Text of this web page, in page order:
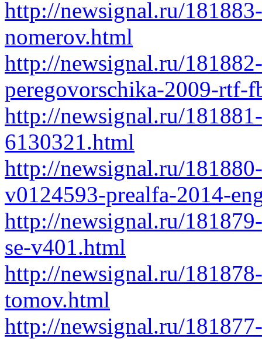
http://newsignal.ru/
nomerov.html
http://newsignal.ru/
peregovorschika-2009-rtf-
http://newsignal.ru/
6130321.html
http://newsignal.ru/
v0124593-prealfa-2014-
http://newsignal.ru/
se-v401.html
http://newsignal.ru/
tomov.html
http://newsignal.ru/